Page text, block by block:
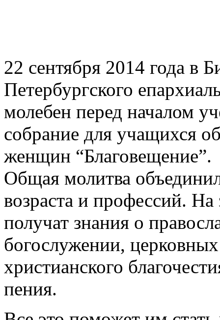
22 сентября 2014 года в
Петербургского
молебен перед началом
собрание для учащихся
женщин “Благовещение”.
Общая молитва
возраста и профессий.
получат знания о
богослужении,
христианского
пения.